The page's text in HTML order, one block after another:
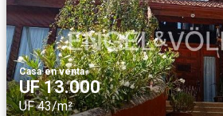
Casa·en venta
UF 13.000
UF 43/m²